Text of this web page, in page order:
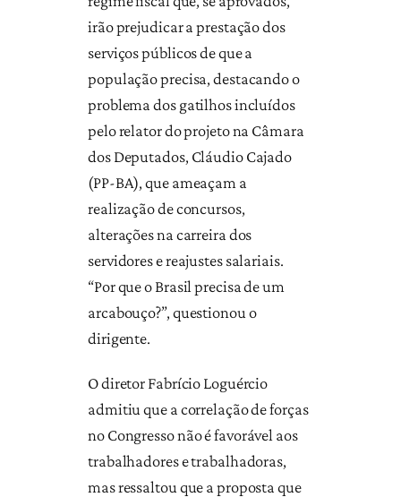
irão prejudicar a prestação dos
serviços públicos de que a
população precisa, destacando o
problema dos gatilhos incluídos
pelo relator do projeto na Câmara
dos Deputados, Cláudio Cajado
(PP-BA), que ameaçam a
realização de concursos,
alterações na carreira dos
servidores e reajustes salariais.
“Por que o Brasil precisa de um
arcabouço?”, questionou o
dirigente.
O diretor Fabrício Loguércio
admitiu que a correlação de forças
no Congresso não é favorável aos
trabalhadores e trabalhadoras,
mas ressaltou que a proposta que